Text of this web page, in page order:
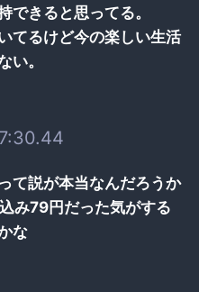
できると思ってる。
てるけど今の楽しい生活
い。
て説が本当なんだろうか
み79円だった気がする
な